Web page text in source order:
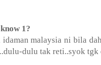
1?
malaysia ni bila
dulu tak reti..syok tgk